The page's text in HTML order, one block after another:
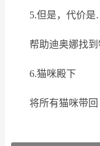
5.但是，代价
帮助迪奥娜找到
6.猫咪殿下
将所有猫咪带回